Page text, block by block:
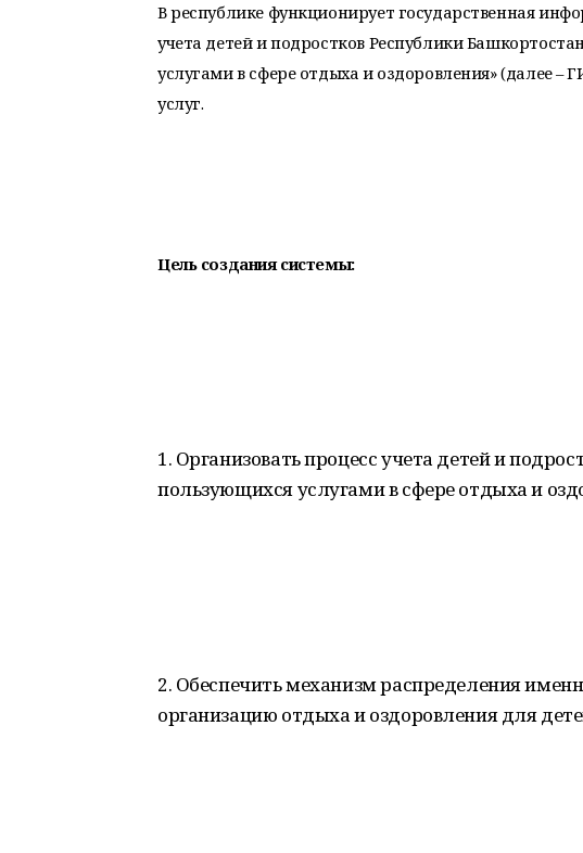
В республике функционирует государственная
учета детей и подростков Республики
услугами в сфере отдыха и оздоровления» (далее
услуг.
Цель создания системы:
1. Организовать процесс учета детей и
пользующихся услугами в сфере отдыха и
2. Обеспечить механизм распределения
организацию отдыха и оздоровления для